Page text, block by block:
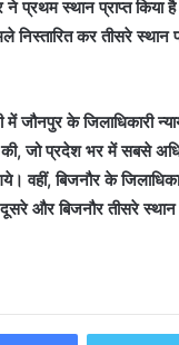
ने प्रथम स्थान प्राप्त
निस्तारित कर तीसरे स्थान
में जौनपुर के जिलाधिकारी
की, जो प्रदेश भर में सबसे
वहीं, बिजनौर के
दूसरे और बिजनौर तीसरे